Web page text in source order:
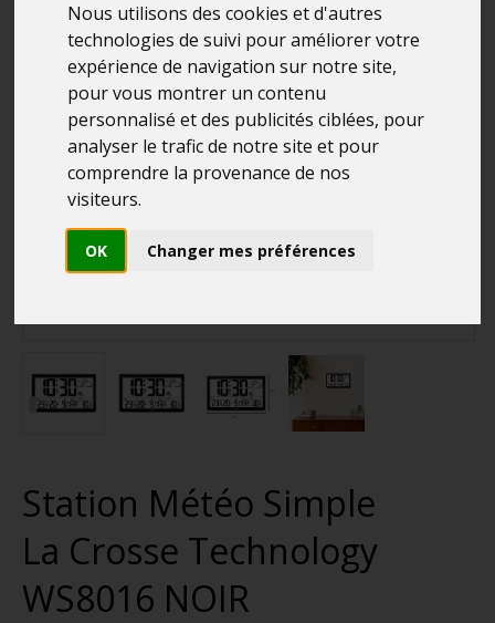
Nous utilisons des cookies et d'autres
technologies de suivi pour améliorer votre
expérience de navigation sur notre site,
pour vous montrer un contenu
personnalisé et des publicités ciblées, pour
analyser le trafic de notre site et pour
comprendre la provenance de nos
visiteurs.
OK Changer mes préférences
Station Météo Simple
La Crosse Technology
WS8016 NOIR